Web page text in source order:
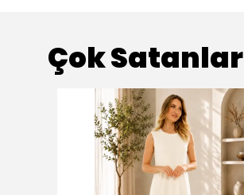
Çok Satanlar